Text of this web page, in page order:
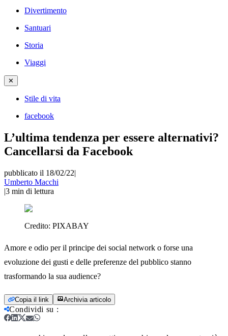
Divertimento
Santuari
Storia
Viaggi
✕
Stile di vita
facebook
L’ultima tendenza per essere alternativi?
Cancellarsi da Facebook
pubblicato il 18/02/22|
Umberto Macchi
|3 min di lettura
Credito: PIXABAY
Amore e odio per il principe dei social network o forse una
evoluzione dei gusti e delle preferenze del pubblico stanno
trasformando la sua audience?
Copia il link Archivia articolo
Condividi su :